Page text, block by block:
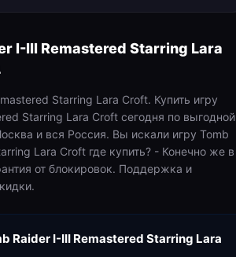
I-III Remastered Starring Lara
Starring Lara Croft. Купить игру
Starring Lara Croft сегодня по выгодной
и вся Россия. Вы искали игру Tomb
Lara Croft где купить? - Конечно же в
от блокировок. Поддержка и
Raider I-III Remastered Starring Lara